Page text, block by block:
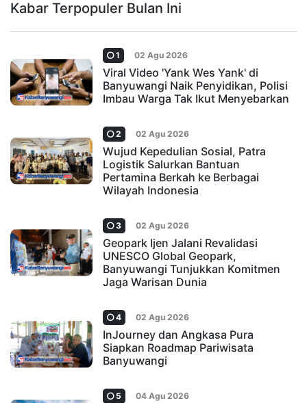
Kabar Terpopuler Bulan Ini
1 02 Agu 2026
Viral Video 'Yank Wes Yank' di
Banyuwangi Naik Penyidikan, Polisi
Imbau Warga Tak Ikut Menyebarkan
2 02 Agu 2026
Wujud Kepedulian Sosial, Patra
Logistik Salurkan Bantuan
Pertamina Berkah ke Berbagai
Wilayah Indonesia
3 02 Agu 2026
Geopark Ijen Jalani Revalidasi
UNESCO Global Geopark,
Banyuwangi Tunjukkan Komitmen
Jaga Warisan Dunia
4 02 Agu 2026
InJourney dan Angkasa Pura
Siapkan Roadmap Pariwisata
Banyuwangi
5 04 Agu 2026